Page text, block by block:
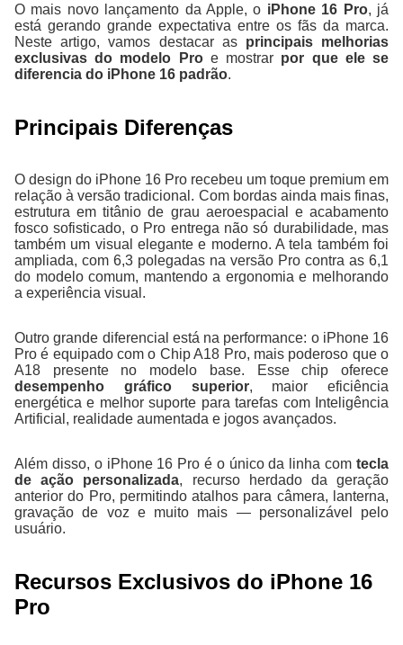
O mais novo lançamento da Apple, o iPhone 16 Pro, já
está gerando grande expectativa entre os fãs da marca.
Neste artigo, vamos destacar as principais melhorias
exclusivas do modelo Proe mostrar por que ele se
diferencia do iPhone 16 padrão.
Principais Diferenças
O design do iPhone 16 Pro recebeu um toque premium em
relação à versão tradicional. Com bordas ainda mais finas,
estrutura em titânio de grau aeroespacial e acabamento
fosco sofisticado, o Pro entrega não só durabilidade, mas
também um visual elegante e moderno. A tela também foi
ampliada, com 6,3 polegadas na versão Pro contra as 6,1
do modelo comum, mantendo a ergonomia e melhorando
a experiência visual.
Outro grande diferencial está na performance: o iPhone 16
Pro é equipado com o Chip A18 Pro, mais poderoso que o
A18 presente no modelo base. Esse chip oferece
desempenho gráfico superior, maior eficiência
energética e melhor suporte para tarefas com Inteligência
Artificial, realidade aumentada e jogos avançados.
Além disso, o iPhone 16 Pro é o único da linha com tecla
de ação personalizada, recurso herdado da geração
anterior do Pro, permitindo atalhos para câmera, lanterna,
gravação de voz e muito mais — personalizável pelo
usuário.
Recursos Exclusivos do iPhone 16
Pro